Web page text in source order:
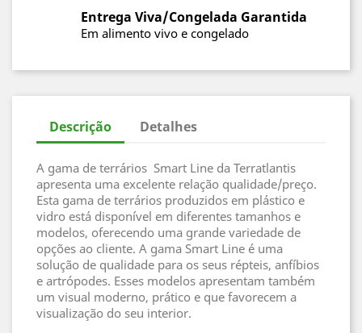
Entrega Viva/Congelada Garantida
Em alimento vivo e congelado
Descrição Detalhes
A gama de terrários Smart Line da Terratlantis
apresenta uma excelente relação qualidade/preço.
Esta gama de terrários produzidos em plástico e
vidro está disponível em diferentes tamanhos e
modelos, oferecendo uma grande variedade de
opções ao cliente. A gama Smart Line é uma
solução de qualidade para os seus répteis, anfíbios
e artrópodes. Esses modelos apresentam também
um visual moderno, prático e que favorecem a
visualização do seu interior.